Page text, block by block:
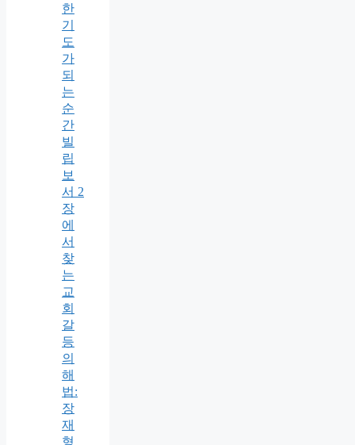
한
기
도
가
되
는
순
간
빌
립
보
서 2
장
에
서
찾
는
교
회
갈
등
의
해
법:
장
재
형